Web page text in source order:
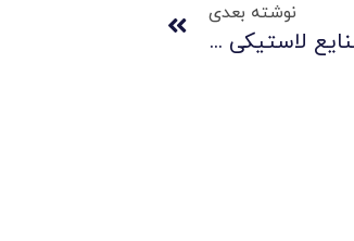
نوشته بعدی
آگهی دعوت به مجمع عمومی فوق العاده شرکت صنایع لاستیکی سهند(سهامی عام) – 98